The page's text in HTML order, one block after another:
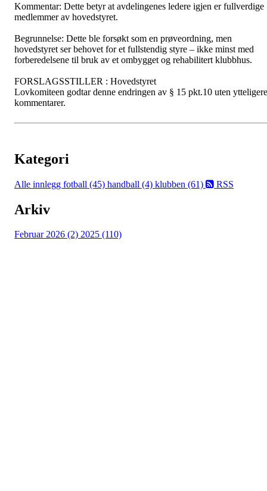
Kommentar: Dette betyr at avdelingenes ledere igjen er fullverdige
medlemmer av hovedstyret.
Begrunnelse: Dette ble forsøkt som en prøveordning, men
hovedstyret ser behovet for et fullstendig styre – ikke minst med
forberedelsene til bruk av et ombygget og rehabilitert klubbhus.
FORSLAGSSTILLER : Hovedstyret
Lovkomiteen godtar denne endringen av § 15 pkt.10 uten ytteligere
kommentarer.
Kategori
Alle innlegg fotball (45) handball (4) klubben (61) RSS
Arkiv
Februar 2026 (2) 2025 (110)